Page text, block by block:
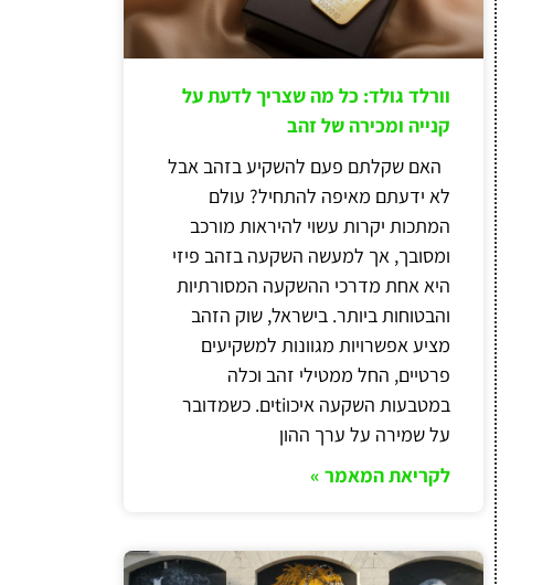
וורלד גולד: כל מה שצריך לדעת על
קנייה ומכירה של זהב
האם שקלתם פעם להשקיע בזהב אבל
לא ידעתם מאיפה להתחיל? עולם
המתכות יקרות עשוי להיראות מורכב
ומסובך, אך למעשה השקעה בזהב פיזי
היא אחת מדרכי ההשקעה המסורתיות
והבטוחות ביותר. בישראל, שוק הזהב
מציע אפשרויות מגוונות למשקיעים
פרטיים, החל ממטילי זהב וכלה
במטבעות השקעה איכוtiים. כשמדובר
על שמירה על ערך ההון
לקריאת המאמר »